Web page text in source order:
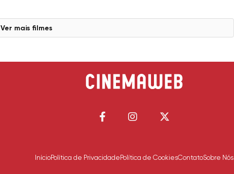
Ver mais filmes
InícioPolítica de Privacidade Política de CookiesContatoSobre Nós